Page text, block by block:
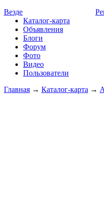
Везде
Каталог-карта
Объявления
Блоги
Форум
Фото
Видео
Пользователи
Главная → Каталог-карта →